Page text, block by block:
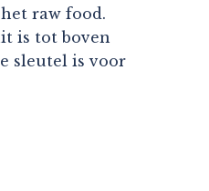
raw food.
is tot boven
sleutel is voor